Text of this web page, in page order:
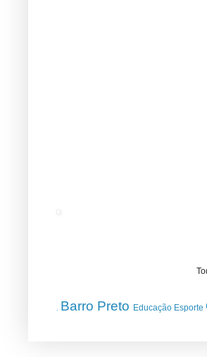
Barro Preto Educação Esporte